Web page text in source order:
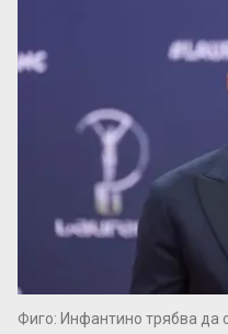
Фиго: Инфантино трябва да